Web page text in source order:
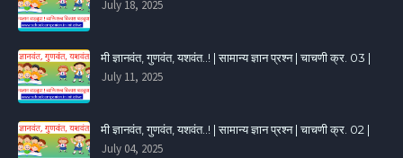
July 18, 2025
मी ज्ञानवंत, गुणवंत, यशवंत..! | सामान्य ज्ञान प्रश्न | चाचणी क्र. 03 |
July 11, 2025
मी ज्ञानवंत, गुणवंत, यशवंत..! | सामान्य ज्ञान प्रश्न | चाचणी क्र. 02 |
July 04, 2025